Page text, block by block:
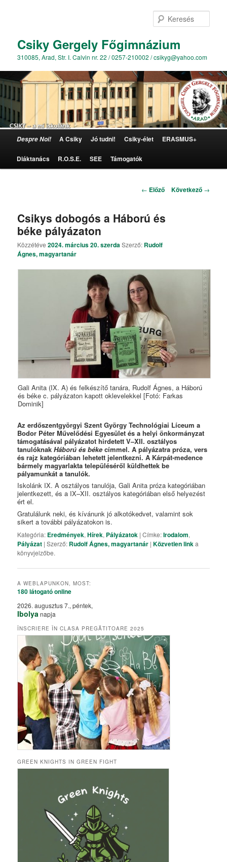
Csiky Gergely Főgimnázium
310085, Arad, Str. I. Calvin nr. 22 / 0257-210002 / csikyg@yahoo.com
Tovább az elsődleges tartalomra
Despre Noi! A Csiky Jó tudni! Csiky-élet ERASMUS+
Diáktanács R.O.S.E. SEE Támogatók
Bejegyzés navigáció
← Előző Következő →
Csikys dobogós a Háború és
béke pályázaton
Közzétéve2024. március 20. szerdaSzerző: Rudolf
Ágnes, magyartanár
Gali Anita (IX. A) és felkészítő tanára, Rudolf Ágnes, a Háború
és béke c. pályázaton kapott oklevelekkel [Fotó: Farkas
Dominik]
Az erdőszentgyörgyi Szent György Technológiai Líceum a
Bodor Péter Művelődési Egyesület és a helyi önkormányzat
támogatásával pályázatot hirdetett V–XII. osztályos
tanulóknakHáború és béke címmel. A pályázatra próza, vers
és rajz kategóriában lehetett jelentkezni. A Kárpát-medence
bármely magyarlakta településéről küldhettek be
pályamunkát a tanulók.
Iskolánk IX. A osztályos tanulója, Gali Anita próza kategóriában
jelentkezett, és a IX–XII. osztályos kategóriában első helyezést
ért el.
Gratulálunk neki, és kívánunk jó alkotókedvet, valamint sok
sikert a további pályázatokon is.
Kategória: Eredmények,Hírek, Pályázatok | Címke:Irodalom,
Pályázat | Szerző: Rudolf Ágnes, magyartanár |Közvetlen linka
könyvjelzőbe.
A WEBLAPUNKON, MOST:
180 látogatóonline
2026. augusztus 7., péntek,
Ibolyanapja
ÎNSCRIERE ÎN CLASA PREGĂTITOARE 2025
GREEN KNIGHTS IN GREEN FIGHT